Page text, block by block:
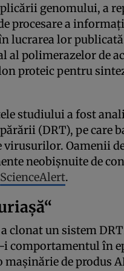
genomului, a
procesare a
lucrarea lor
al polimerazelor de
proteic pentru
studiului a fost
(DRT), pe care
virusurilor. Oamenii
neobișnuite de
ScienceAlert.
clonat un sistem
comportamentul în
mașinărie de produs